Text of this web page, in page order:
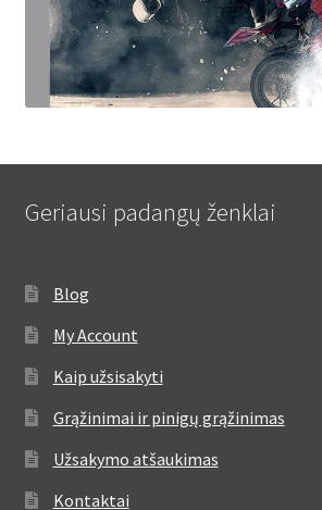
Geriausi padangų ženklai
Blog
My Account
Kaip užsisakyti
Grąžinimai ir pinigų grąžinimas
Užsakymo atšaukimas
Kontaktai